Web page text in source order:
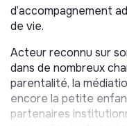
d’accompagnement
de vie.
Acteur reconnu sur
dans de nombreux
parentalité, la
encore la petite
partenaires